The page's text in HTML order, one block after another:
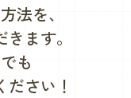
法を、
ます。
も
さい！